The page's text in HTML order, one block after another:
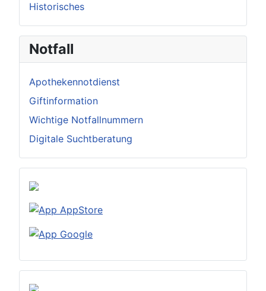
Historisches
Notfall
Apothekennotdienst
Giftinformation
Wichtige Notfallnummern
Digitale Suchtberatung